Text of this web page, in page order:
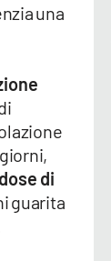
una
di
guarita